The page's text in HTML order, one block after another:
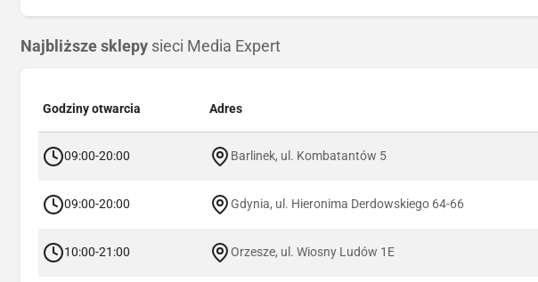
Najbliższe sklepy sieci Media Expert
Godziny otwarcia Adres
09:00-20:00 Barlinek, ul. Kombatantów 5
09:00-20:00 Gdynia, ul. Hieronima Derdowskiego 64-66
10:00-21:00 Orzesze, ul. Wiosny Ludów 1E